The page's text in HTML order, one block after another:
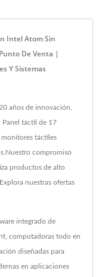
Intel Atom Sin
De Venta |
Y Sistemas
años de innovación,
Panel táctil de 17
táctiles
compromiso
productos de alto
nuestras ofertas
integrado de
computadoras todo en
diseñadas para
en aplicaciones